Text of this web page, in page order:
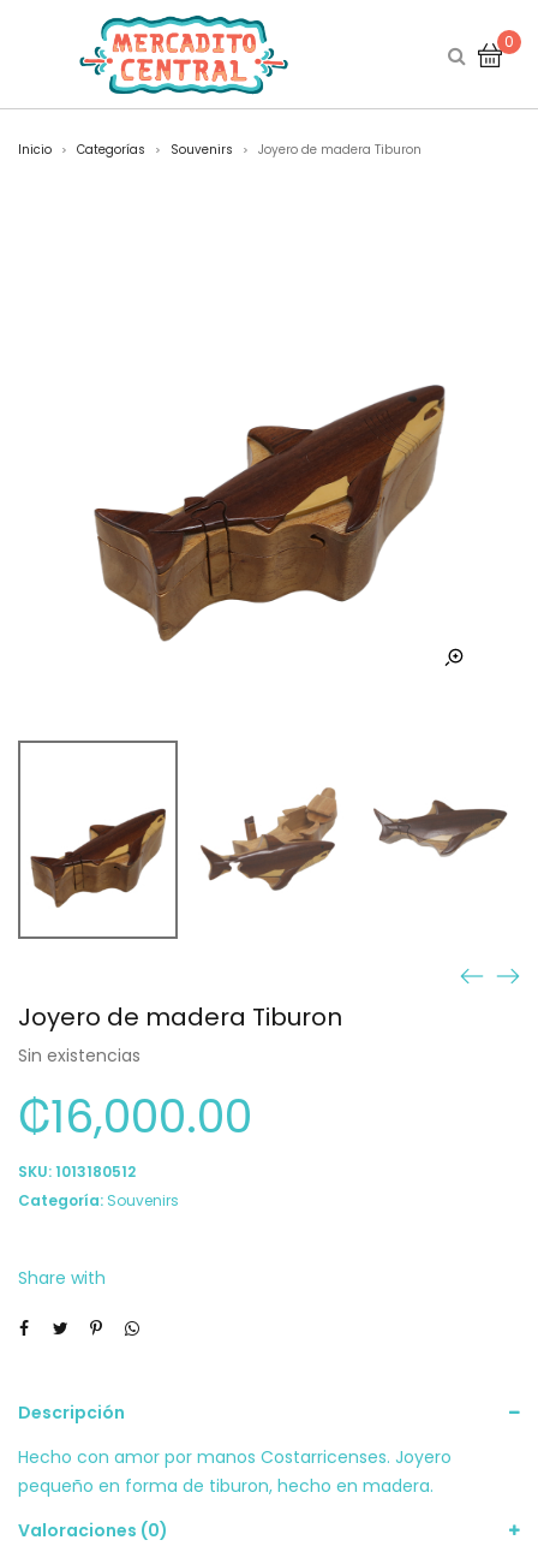
0
Inicio > Categorías > Souvenirs > Joyero de madera Tiburon
Joyero de madera Tiburon
Sin existencias
₡16,000.00
SKU:1013180512
Categoría: Souvenirs
Share with
Descripción
Hecho con amor por manos Costarricenses. Joyero
pequeño en forma de tiburon, hecho en madera.
Valoraciones (0)